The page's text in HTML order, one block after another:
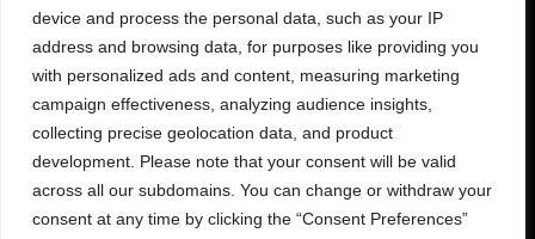
device and process the personal data, such as your IP
address and browsing data, for purposes like providing you
with personalized ads and content, measuring marketing
campaign effectiveness, analyzing audience insights,
collecting precise geolocation data, and product
development. Please note that your consent will be valid
across all our subdomains. You can change or withdraw your
consent at any time by clicking the “Consent Preferences”
Masinad ja seadmed
Hooldusteenused
Meist
Kontaktandmed
Töökohad